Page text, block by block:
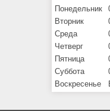
Понедельник
Вторник
Среда
Четверг
Пятница
Суббота
Воскресенье